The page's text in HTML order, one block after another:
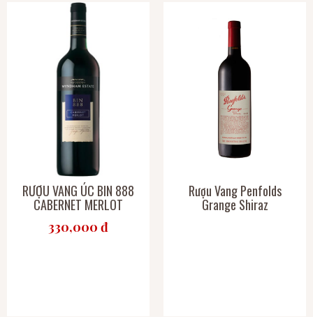
RƯỢU VANG ÚC BIN 888
CABERNET MERLOT
330,000 đ
Rượu Vang Penfolds
Grange Shiraz